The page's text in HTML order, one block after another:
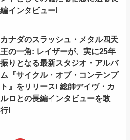
編インタビュー!
カナダのスラッシュ・メタル四天
王の一角: レイザーが、実に25年
振りとなる最新スタジオ・アルバ
ム『サイクル・オブ・コンテンプ
ト』をリリース! 総帥デイヴ・カ
ルロとの長編インタビューを敢
行!